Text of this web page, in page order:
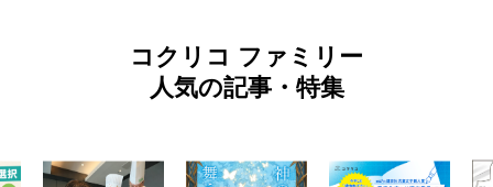
コクリコ ファミリー
人気の記事・特集